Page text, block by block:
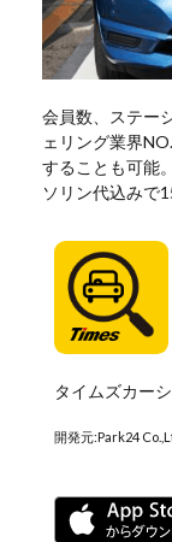
会員数、ステー
ェリング業界
することも可能
ソリン代込みで
タイムズカー
開発元:Park24